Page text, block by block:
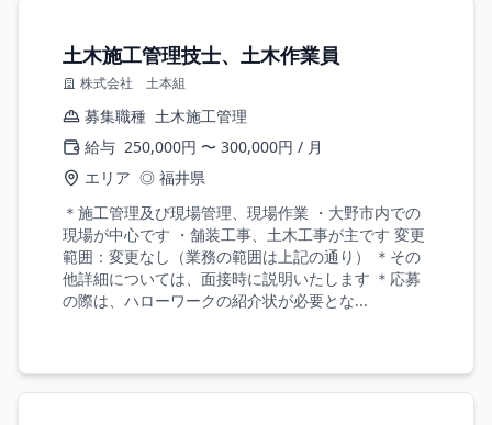
土木施工管理技士、土木作業員
株式会社 土本組
募集職種 土木施工管理
給与 250,000円 〜 300,000円 / 月
エリア ◎ 福井県
＊施工管理及び現場管理、現場作業 ・大野市内での
現場が中心です ・舗装工事、土木工事が主です 変更
範囲：変更なし（業務の範囲は上記の通り） ＊その
他詳細については、面接時に説明いたします ＊応募
の際は、ハローワークの紹介状が必要とな...